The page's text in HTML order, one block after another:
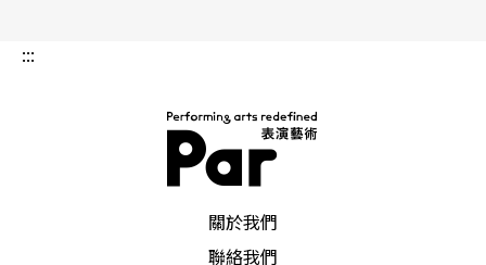
的主流論述。另一方面是以少數民族瀕臨喪失的母
生化的古典母語去召喚隱藏於詩句中更深沈的靈
就前者而言，我們有沒有必要爲褒揚原住民傳統而
:::
關於我們
聯絡我們